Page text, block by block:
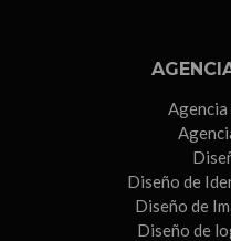
Agencia
Diseño de
Diseño de
Diseño de